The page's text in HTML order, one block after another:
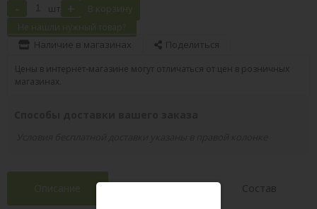
- шт + В корзину
Не нашли нужный товар?
Наличие в магазинах Поделиться
Цены в интернет-магазине могут отличаться от цен в розничных
магазинах.
Описание Состав